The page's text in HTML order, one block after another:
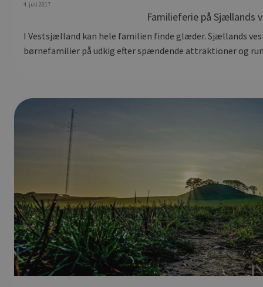
4. juli 2017
Familieferie på Sjællands
I Vestsjælland kan hele familien finde glæder. Sjællands
børnefamilier på udkig efter spændende attraktioner og